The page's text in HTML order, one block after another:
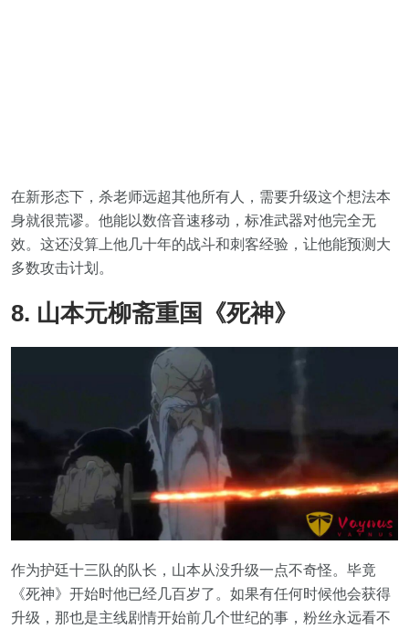
在新形态下，杀老师远超其他所有人，需要升级这个想法本
身就很荒谬。他能以数倍音速移动，标准武器对他完全无
效。这还没算上他几十年的战斗和刺客经验，让他能预测大
多数攻击计划。
8. 山本元柳斋重国《死神》
作为护廷十三队的队长，山本从没升级一点不奇怪。毕竟
《死神》开始时他已经几百岁了。如果有任何时候他会获得
升级，那也是主线剧情开始前几个世纪的事，粉丝永远看不